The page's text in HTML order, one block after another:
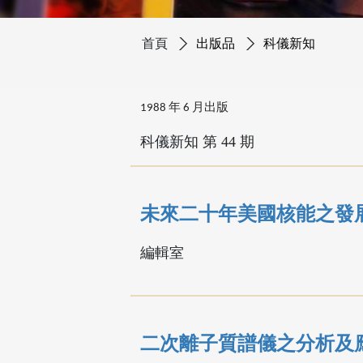
首頁 出版品 科儀新知
1988 年 6 月出版
科儀新知 第 44 期
未來二十年美國核能之發
編輯室
二次離子質譜儀之分析及